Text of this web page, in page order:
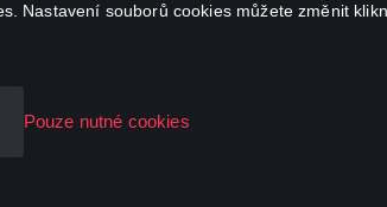
Nastavení souborů cookies můžete změnit
Pouze nutné cookies